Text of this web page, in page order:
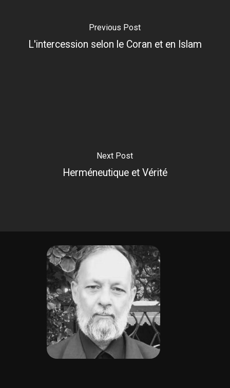
Previous Post
L'intercession selon le Coran et en Islam
Next Post
Herméneutique et Vérité